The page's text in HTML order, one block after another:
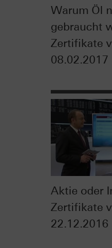
Warum Öl
gebraucht
Zertifikate
08.02.2017
Aktie oder
Zertifikate
22.12.2016